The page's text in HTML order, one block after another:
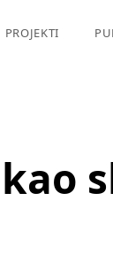
PROJEKTI